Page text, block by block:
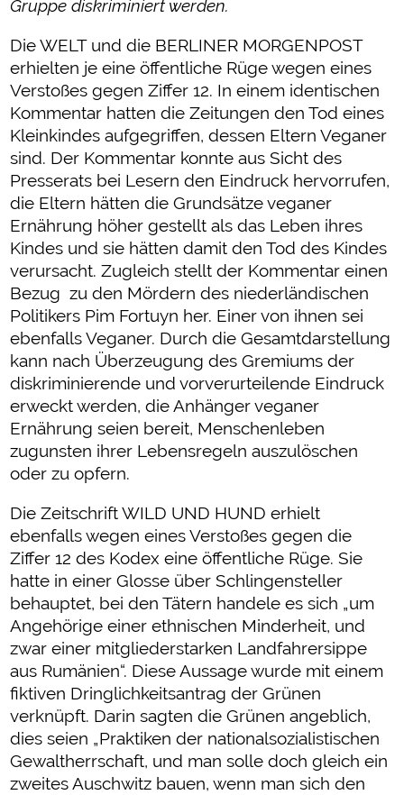
Gruppe diskriminiert werden.
Die WELT und die BERLINER MORGENPOST
erhielten je eine öffentliche Rüge wegen eines
Verstoßes gegen Ziffer 12. In einem identischen
Kommentar hatten die Zeitungen den Tod eines
Kleinkindes aufgegriffen, dessen Eltern Veganer
sind. Der Kommentar konnte aus Sicht des
Presserats bei Lesern den Eindruck hervorrufen,
die Eltern hätten die Grundsätze veganer
Ernährung höher gestellt als das Leben ihres
Kindes und sie hätten damit den Tod des Kindes
verursacht. Zugleich stellt der Kommentar einen
Bezug zu den Mördern des niederländischen
Politikers Pim Fortuyn her. Einer von ihnen sei
ebenfalls Veganer. Durch die Gesamtdarstellung
kann nach Überzeugung des Gremiums der
diskriminierende und vorverurteilende Eindruck
erweckt werden, die Anhänger veganer
Ernährung seien bereit, Menschenleben
zugunsten ihrer Lebensregeln auszulöschen
oder zu opfern.
Die Zeitschrift WILD UND HUND erhielt
ebenfalls wegen eines Verstoßes gegen die
Ziffer 12 des Kodex eine öffentliche Rüge. Sie
hatte in einer Glosse über Schlingensteller
behauptet, bei den Tätern handele es sich „um
Angehörige einer ethnischen Minderheit, und
zwar einer mitgliederstarken Landfahrersippe
aus Rumänien“. Diese Aussage wurde mit einem
fiktiven Dringlichkeitsantrag der Grünen
verknüpft. Darin sagten die Grünen angeblich,
dies seien „Praktiken der nationalsozialistischen
Gewaltherrschaft, und man solle doch gleich ein
zweites Auschwitz bauen, wenn man sich den